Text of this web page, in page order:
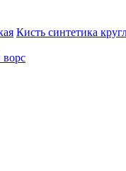
Кисть синтетика